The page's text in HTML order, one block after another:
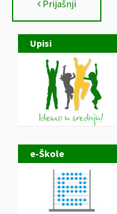
Upisi
e-Škole
Prijašnji